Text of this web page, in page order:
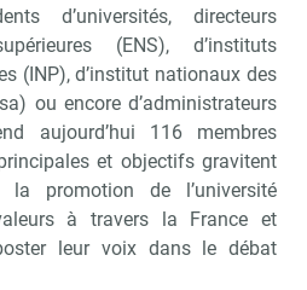
d’universités, directeurs
(ENS), d’instituts
(INP), d’institut nationaux des
ou encore d’administrateurs
aujourd’hui 116 membres
et objectifs gravitent
promotion de l’université
à travers la France et
leur voix dans le débat